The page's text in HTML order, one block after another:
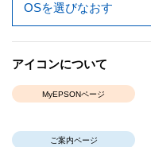
OSを選びなおす
アイコンについて
MyEPSONページ
ご案内ページ